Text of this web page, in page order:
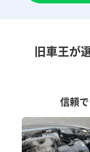
旧車王が
信頼